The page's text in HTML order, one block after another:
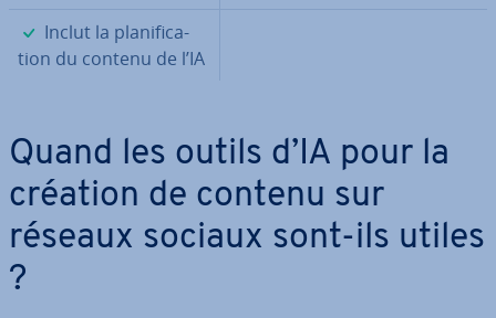
✓
Inclut la pla­ni­fi­ca­
tion du contenu de l’IA
Quand les outils d’IA pour la
création de contenu sur
réseaux sociaux sont-ils utiles
?